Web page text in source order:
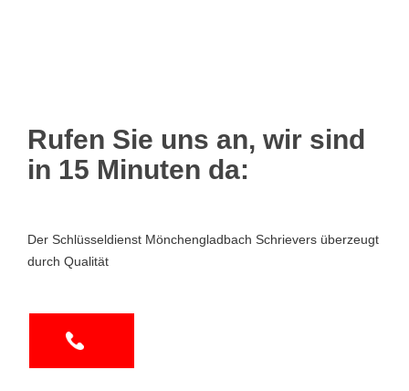
Rufen Sie uns an, wir sind
in 15 Minuten da:
Der Schlüsseldienst Mönchengladbach Schrievers überzeugt
durch Qualität